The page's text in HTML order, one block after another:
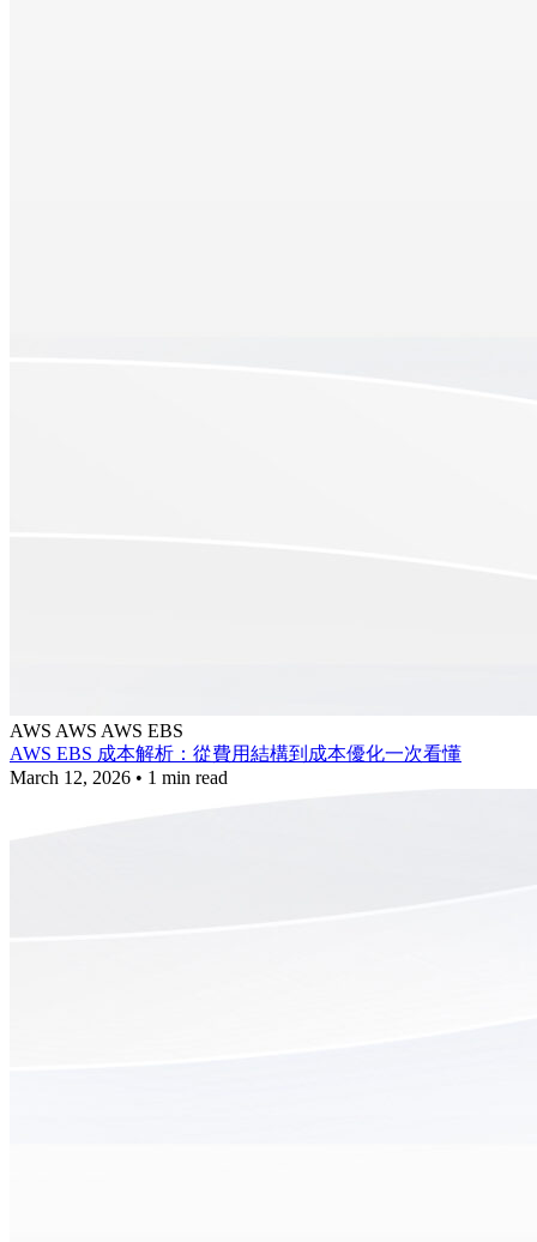
AWS AWS AWS EBS
AWS EBS 成本解析：從費用結構到成本優化一次看懂
March 12, 2026 • 1 min read